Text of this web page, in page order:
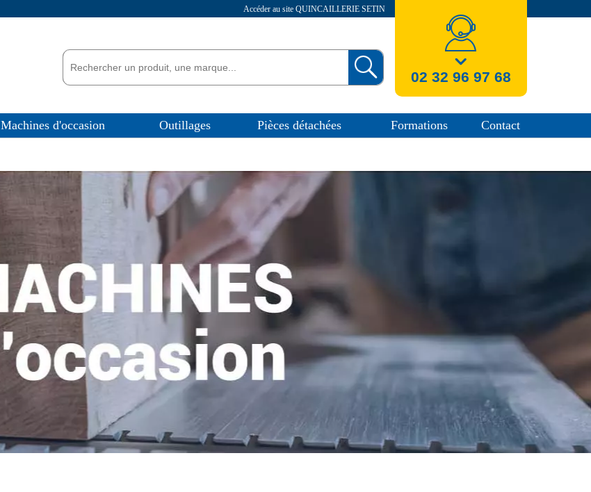
Accéder au site QUINCAILLERIE SETIN
02 32 96 97 68
Machines d'occasion Outillages Pièces détachées Formations Contact